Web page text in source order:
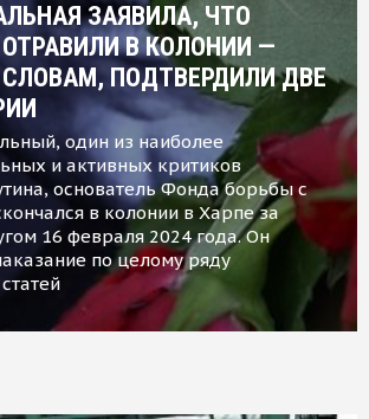
ЗАЯВИЛА, ЧТО
В КОЛОНИИ —
СЛОВАМ, ПОДТВЕРДИЛИ ДВЕ
один из наиболее
и активных критиков
основатель Фонда борьбы с
в колонии в Харпе за
16 февраля 2024 года. Он
по целому ряду